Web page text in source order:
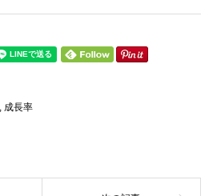
成長率